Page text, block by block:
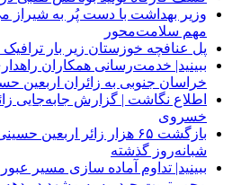
وزیر بهداشت با دست پُر به شیراز
مهم سلامت‌محور
پل عنافچه خوزستان زیر بار
ببینید| خدمت‌رسانی همکاران
خراسان جنوبی به زائران اربعین
️اطلاع نگاشت | گزارش جابه‌جایی
خسروی
️بازگشت ۶۵ هزار زائر
شبانه‌روز گذشته
ببینید| تداوم آماده سازی مسیر